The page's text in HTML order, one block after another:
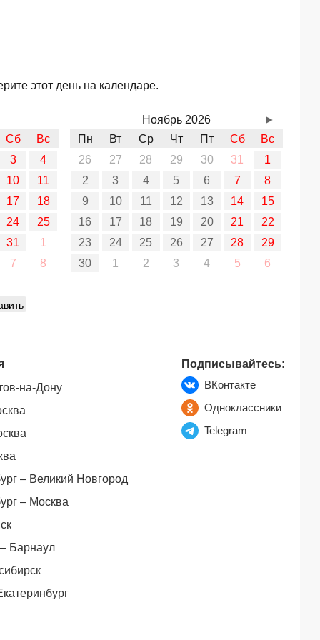
этот день на календаре.
Сб
Вс
3
4
10
11
17
18
24
25
31
1
7
8
Ноябрь 2026
Пн
Вт Ср Чт Пт Сб
Вс
26
27 28 29 30 31
1
2
3 4 5 6 7
8
9
10 11 12 13 14
15
16
17 18 19 20 21
22
23
24 25 26 27 28
29
30
1 2 3 4 5 6
►
на-Дону
– Великий Новгород
– Москва
Барнаул
Подписывайтесь:
ВКонтакте
Одноклассники
Telegram